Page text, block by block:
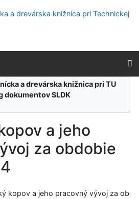
prístupnosti
a drevárska knižnica pri TU
dokumentov SLDK
a jeho
za obdobie
kopov a jeho pracovný vývoj za